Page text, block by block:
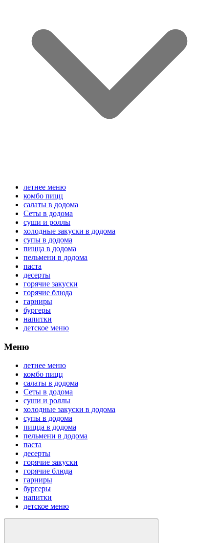
летнее меню
комбо пицц
салаты в додома
Сеты в додома
суши и роллы
холодные закуски в додома
супы в додома
пицца в додома
пельмени в додома
паста
десерты
горячие закуски
горячие блюда
гарниры
бургеры
напитки
детское меню
Меню
летнее меню
комбо пицц
салаты в додома
Сеты в додома
суши и роллы
холодные закуски в додома
супы в додома
пицца в додома
пельмени в додома
паста
десерты
горячие закуски
горячие блюда
гарниры
бургеры
напитки
детское меню